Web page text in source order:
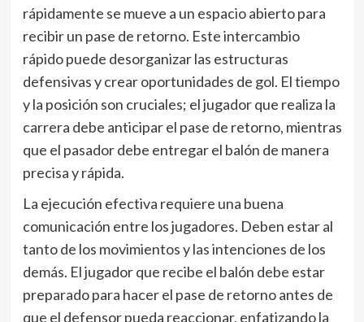
rápidamente se mueve a un espacio abierto para
recibir un pase de retorno. Este intercambio
rápido puede desorganizar las estructuras
defensivas y crear oportunidades de gol. El tiempo
y la posición son cruciales; el jugador que realiza la
carrera debe anticipar el pase de retorno, mientras
que el pasador debe entregar el balón de manera
precisa y rápida.
La ejecución efectiva requiere una buena
comunicación entre los jugadores. Deben estar al
tanto de los movimientos y las intenciones de los
demás. El jugador que recibe el balón debe estar
preparado para hacer el pase de retorno antes de
que el defensor pueda reaccionar, enfatizando la